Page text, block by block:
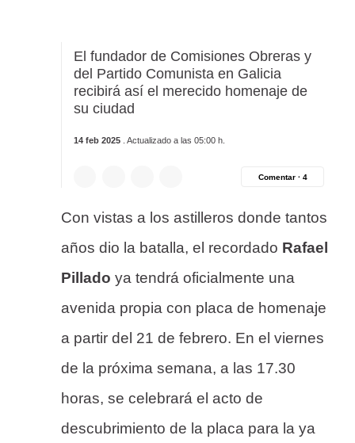
El fundador de Comisiones Obreras y
del Partido Comunista en Galicia
recibirá así el merecido homenaje de
su ciudad
14 feb 2025. Actualizado a las 05:00 h.
Comentar · 4
Con vistas a los astilleros donde tantos
años dio la batalla, el recordado Rafael
Pillado ya tendrá oficialmente una
avenida propia con placa de homenaje
a partir del 21 de febrero. En el viernes
de la próxima semana, a las 17.30
horas, se celebrará el acto de
descubrimiento de la placa para la ya